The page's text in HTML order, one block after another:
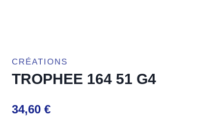
CRÉATIONS
TROPHEE 164 51 G4
34,60 €